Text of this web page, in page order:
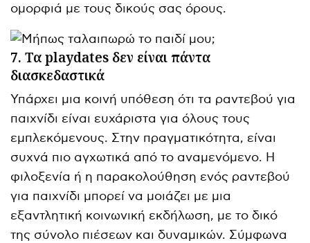
ομορφιά με τους δικούς σας όρους.
7. Τα playdates δεν είναι πάντα
διασκεδαστικά
Υπάρχει μια κοινή υπόθεση ότι τα ραντεβού για
παιχνίδι είναι ευχάριστα για όλους τους
εμπλεκόμενους. Στην πραγματικότητα, είναι
συχνά πιο αγχωτικά από το αναμενόμενο. Η
φιλοξενία ή η παρακολούθηση ενός ραντεβού
για παιχνίδι μπορεί να μοιάζει με μια
εξαντλητική κοινωνική εκδήλωση, με το δικό
της σύνολο πιέσεων και δυναμικών. Σύμφωνα